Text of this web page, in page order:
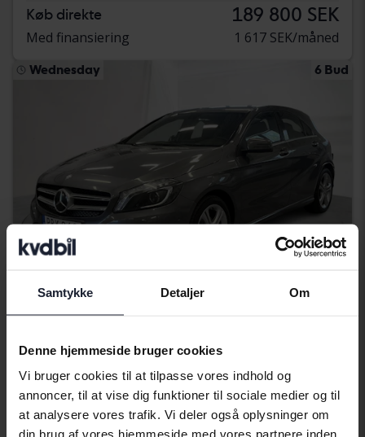
Samtykke Detaljer Om
Denne hjemmeside bruger cookies
Vi bruger cookies til at tilpasse vores indhold og
annoncer, til at vise dig funktioner til sociale medier og til
at analysere vores trafik. Vi deler også oplysninger om
din brug af vores hjemmeside med vores partnere inden
Køb direkte 189 800 SEK
Med finansiering 1 617 SEK/måned
Wednesday 6 Bud
Testet
A 180 CDI 5dr W176
2014
201 330 kilometer
diesel
Bromölla
Førende bud 30 000 SEK